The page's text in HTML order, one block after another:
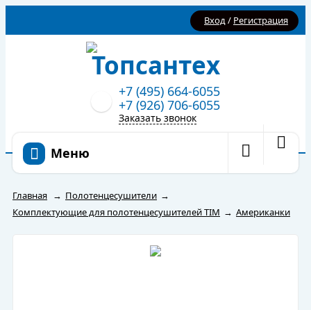
Вход/ Регистрация
+7 (495) 664-6055
+7 (926) 706-6055
Заказать звонок
Меню
Главная → Полотенцесушители →
Комплектующие для полотенцесушителей TIM → Американки